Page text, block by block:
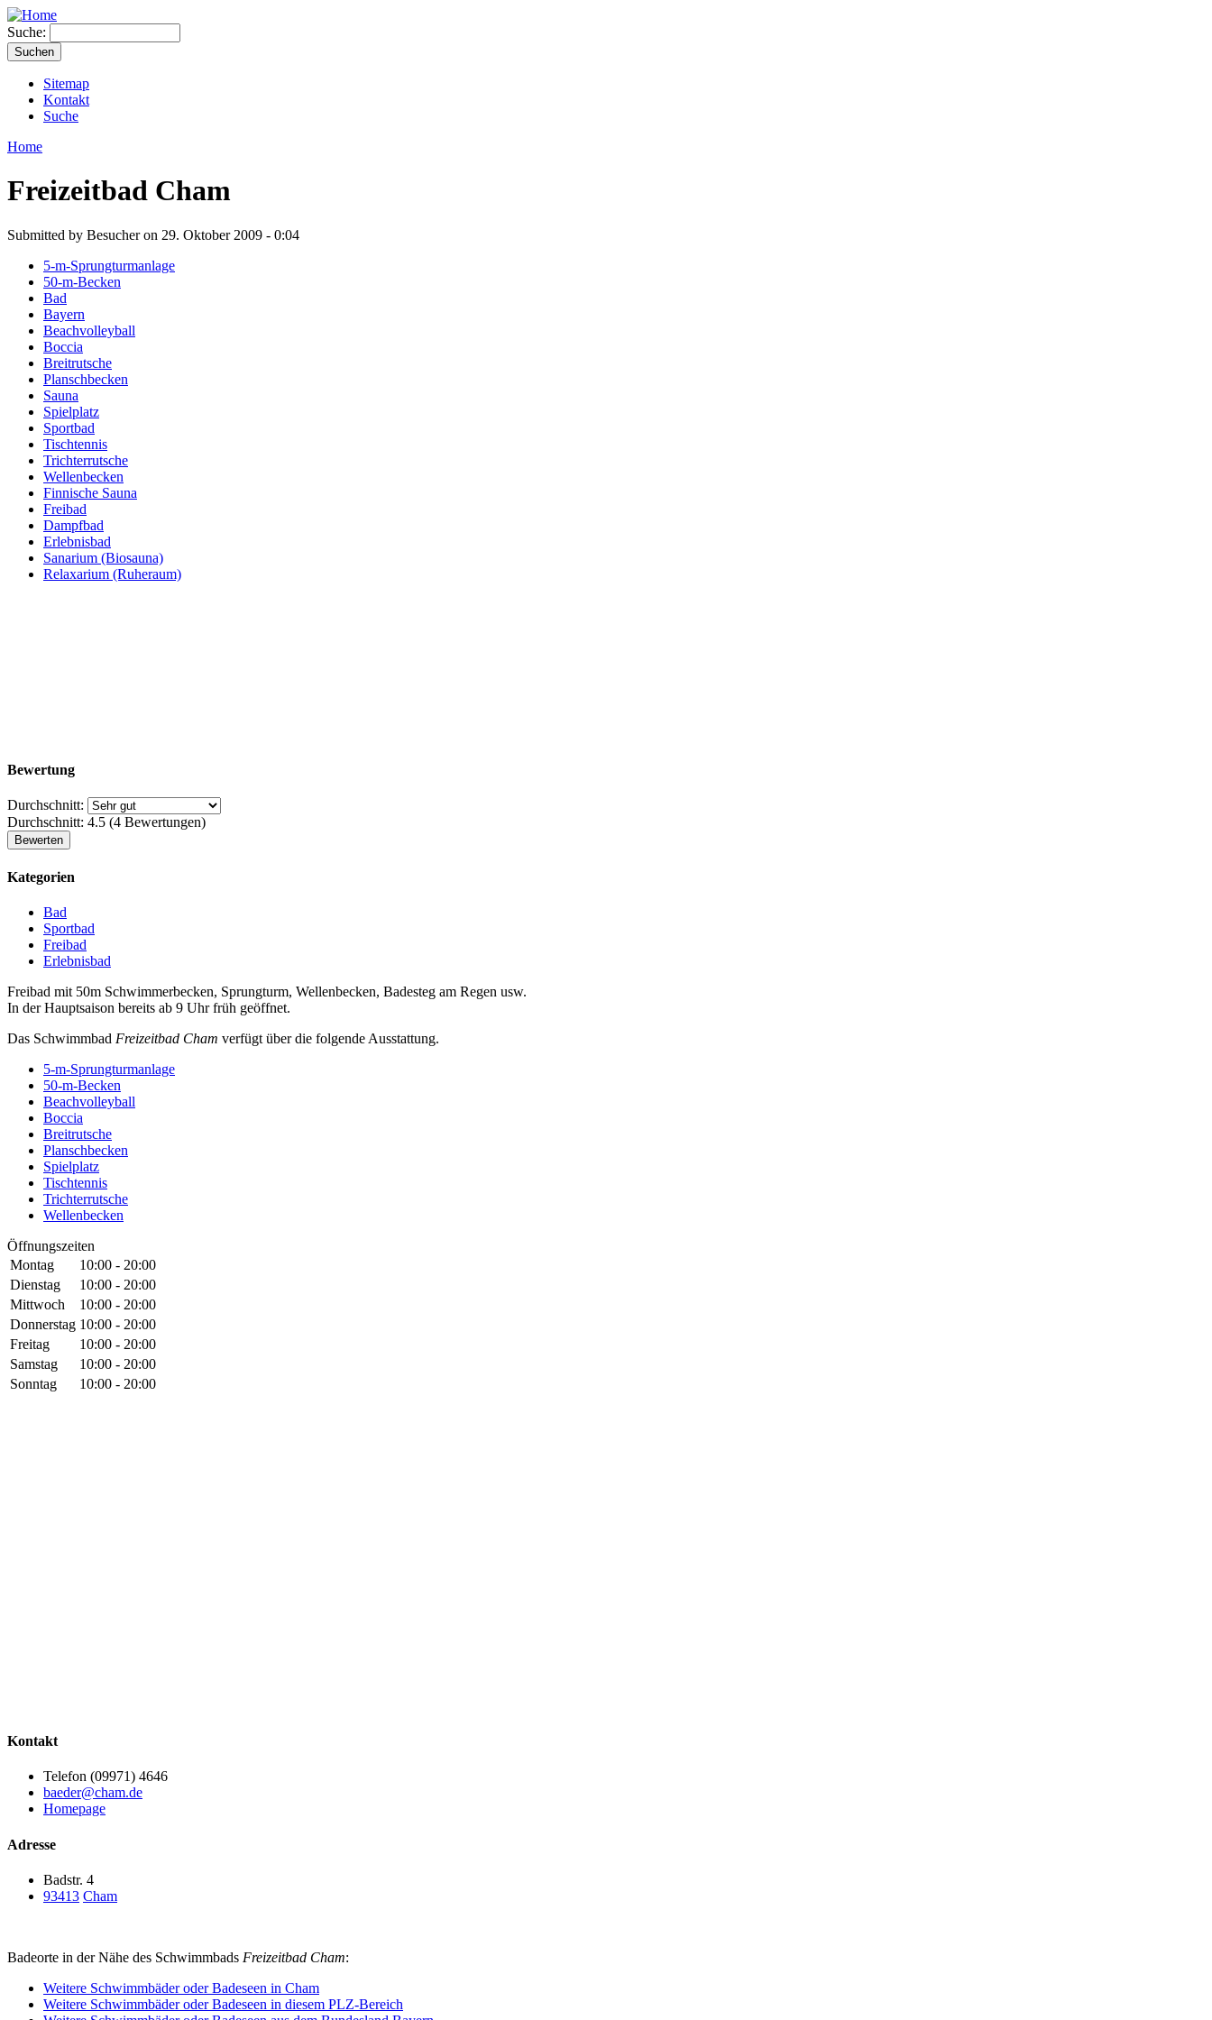
Suche:
Sitemap
Kontakt
Suche
Home
Freizeitbad Cham
Submitted by Besucher on 29. Oktober 2009 - 0:04
5-m-Sprungturmanlage
50-m-Becken
Bad
Bayern
Beachvolleyball
Boccia
Breitrutsche
Planschbecken
Sauna
Spielplatz
Sportbad
Tischtennis
Trichterrutsche
Wellenbecken
Finnische Sauna
Freibad
Dampfbad
Erlebnisbad
Sanarium (Biosauna)
Relaxarium (Ruheraum)
Bewertung
Durchschnitt:
Durchschnitt: 4.5 (4 Bewertungen)
Kategorien
Bad
Sportbad
Freibad
Erlebnisbad
Freibad mit 50m Schwimmerbecken, Sprungturm, Wellenbecken, Badesteg am Regen usw.
In der Hauptsaison bereits ab 9 Uhr früh geöffnet.
Das Schwimmbad Freizeitbad Cham verfügt über die folgende Ausstattung.
5-m-Sprungturmanlage
50-m-Becken
Beachvolleyball
Boccia
Breitrutsche
Planschbecken
Spielplatz
Tischtennis
Trichterrutsche
Wellenbecken
Öffnungszeiten
Montag
10:00 - 20:00
Dienstag
10:00 - 20:00
Mittwoch
10:00 - 20:00
Donnerstag 10:00 - 20:00
Freitag
10:00 - 20:00
Samstag
10:00 - 20:00
Sonntag
10:00 - 20:00
Kontakt
Telefon (09971) 4646
baeder@cham.de
Homepage
Adresse
Badstr. 4
93413 Cham
Badeorte in der Nähe des Schwimmbads Freizeitbad Cham:
Weitere Schwimmbäder oder Badeseen in Cham
Weitere Schwimmbäder oder Badeseen in diesem PLZ-Bereich